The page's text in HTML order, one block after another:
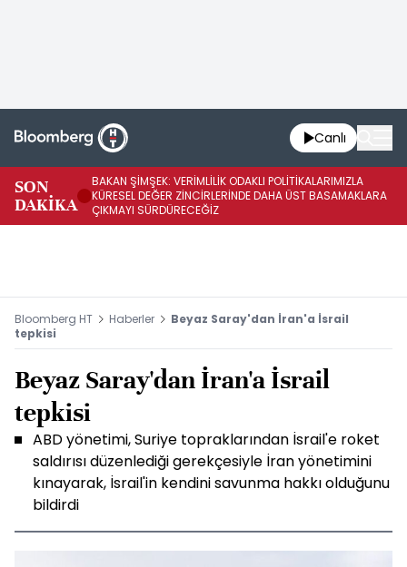
Canlı
SON
DAKİKA
BAKAN ŞİMŞEK: VERİMLİLİK ODAKLI POLİTİKALARIMIZLA
KÜRESEL DEĞER ZİNCİRLERİNDE DAHA ÜST BASAMAKLARA
ÇIKMAYI SÜRDÜRECEĞİZ
Bloomberg HT Haberler
Beyaz Saray'dan İran'a İsrail
tepkisi
Beyaz Saray'dan İran'a İsrail
tepkisi
ABD yönetimi, Suriye topraklarından İsrail'e roket
saldırısı düzenlediği gerekçesiyle İran yönetimini
kınayarak, İsrail'in kendini savunma hakkı olduğunu
bildirdi